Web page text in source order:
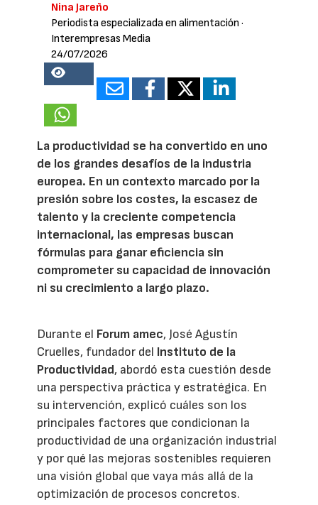
Nina Jareño
Periodista especializada en alimentación ·
Interempresas Media
24/07/2026
22558
La productividad se ha convertido en uno
de los grandes desafíos de la industria
europea. En un contexto marcado por la
presión sobre los costes, la escasez de
talento y la creciente competencia
internacional, las empresas buscan
fórmulas para ganar eficiencia sin
comprometer su capacidad de innovación
ni su crecimiento a largo plazo.
Durante el Forum amec, José Agustín
Cruelles, fundador del Instituto de la
Productividad, abordó esta cuestión desde
una perspectiva práctica y estratégica. En
su intervención, explicó cuáles son los
principales factores que condicionan la
productividad de una organización industrial
y por qué las mejoras sostenibles requieren
una visión global que vaya más allá de la
optimización de procesos concretos.